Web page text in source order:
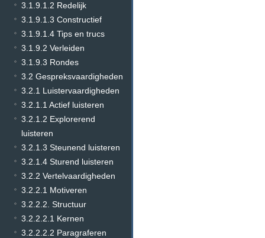
3.1.9.1.2 Redelijk
3.1.9.1.3 Constructief
3.1.9.1.4 Tips en trucs
3.1.9.2 Verleiden
3.1.9.3 Rondes
3.2 Gespreksvaardigheden
3.2.1 Luistervaardigheden
3.2.1.1 Actief luisteren
3.2.1.2 Explorerend
luisteren
3.2.1.3 Steunend luisteren
3.2.1.4 Sturend luisteren
3.2.2 Vertelvaardigheden
3.2.2.1 Motiveren
3.2.2.2. Structuur
3.2.2.2.1 Kernen
3.2.2.2.2 Paragraferen